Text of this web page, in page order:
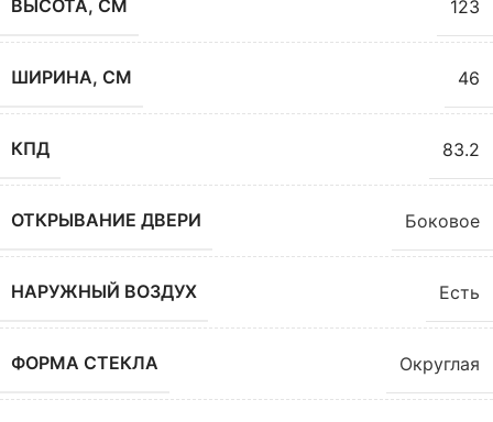
ВЫСОТА, СМ 123
ШИРИНА, СМ 46
КПД 83.2
ОТКРЫВАНИЕ ДВЕРИ Боковое
НАРУЖНЫЙ ВОЗДУХ Есть
ФОРМА СТЕКЛА Округлая